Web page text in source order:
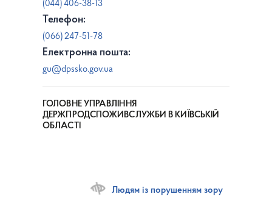
(044) 406-38-13
Телефон:
(066) 247-51-78
Електронна пошта:
gu@dpssko.gov.ua
ГОЛОВНЕ УПРАВЛІННЯ
ДЕРЖПРОДСПОЖИВСЛУЖБИ В КИЇВСЬКІЙ
ОБЛАСТІ
Людям із порушенням зору